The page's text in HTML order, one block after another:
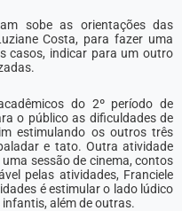
sobe as orientações das
Costa, para fazer uma
casos, indicar para um outro
do 2º período de
o público as dificuldades de
estimulando os outros três
e tato. Outra atividade
sessão de cinema, contos
pelas atividades, Franciele
é estimular o lado lúdico
além de outras.